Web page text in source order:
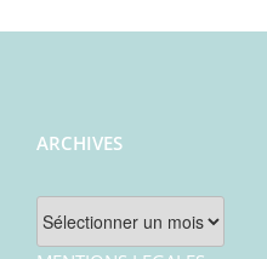
ARCHIVES
Archives